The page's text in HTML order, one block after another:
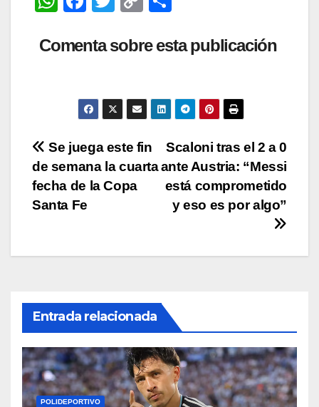
at
p
c
b
o
k
tt
p
Li
n
m
ar
tir
Comenta sobre esta publicación
Navegación
de
entradas
Scaloni tras el 2 a 0
ante Austria: “Messi
está comprometido
y eso es por algo”
Se juega este fin
de semana la cuarta
fecha de la Copa
Santa Fe
Entrada relacionada
POLIDEPORTIVO